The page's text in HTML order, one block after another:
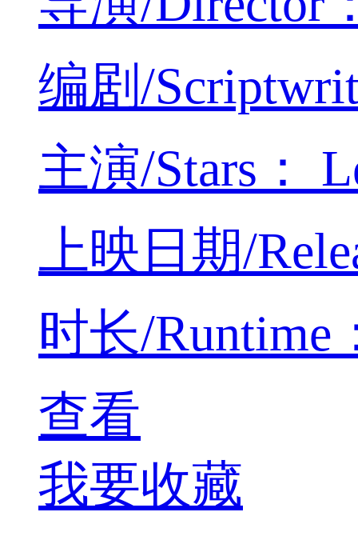
编剧/
主演/Stars：
上映日期/
时长/Runtime
查看
我要收藏